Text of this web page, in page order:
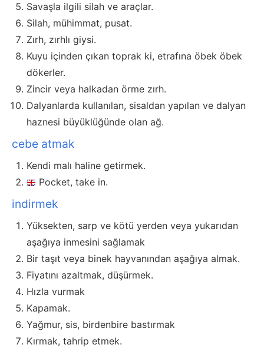
Savaşla ilgili silah ve araçlar.
Silah, mühimmat, pusat.
Zırh, zırhlı giysi.
Kuyu içinden çıkan toprak ki, etrafına öbek öbek
dökerler.
Zincir veya halkadan örme zırh.
Dalyanlarda kullanılan, sisaldan yapılan ve dalyan
haznesi büyüklüğünde olan ağ.
cebe atmak
Kendi malı haline getirmek.
Pocket, take in.
indirmek
Yüksekten, sarp ve kötü yerden veya yukarıdan
aşağıya inmesini sağlamak
Bir taşıt veya binek hayvanından aşağıya almak.
Fiyatını azaltmak, düşürmek.
Hızla vurmak
Kapamak.
Yağmur, sis, birdenbire bastırmak
Kırmak, tahrip etmek.